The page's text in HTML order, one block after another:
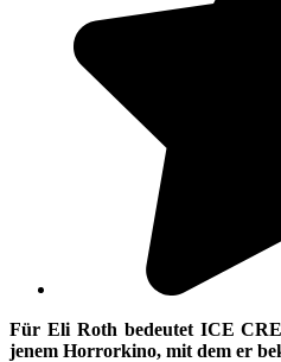
Für Eli Roth bedeutet ICE
jenem Horrorkino, mit dem er